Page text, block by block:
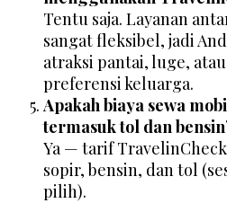
Tentu saja. Layanan
sangat fleksibel, jadi
atraksi pantai, luge,
preferensi keluarga.
Apakah biaya sewa
termasuk tol dan
Ya — tarif
sopir, bensin, dan tol
pilih).